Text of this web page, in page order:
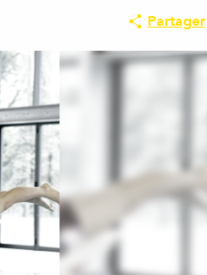
Partager